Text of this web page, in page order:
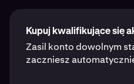
Kupuj kwalifikujące się
Zasil konto dowolnym
zaczniesz